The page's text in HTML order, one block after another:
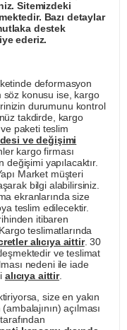
Sitemizdeki
Bazı detaylar
destek
ederiz.
deformasyon
konusu ise, kargo
durumunu kontrol
takdirde, kargo
paketi teslim
ve değişimi
kargo firması
değişimi yapılacaktır.
Market müşteri
bilgi alabilirsiniz.
ekranlarında size
teslim edilecektir.
itibaren
teslimatlarında
alıcıya aittir. 30
ve teslimat
nedeni ile iade
alıcıya aittir.
size en yakın
açılması